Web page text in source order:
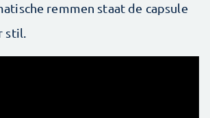
remmen staat de capsule
stil.